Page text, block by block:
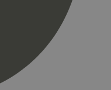
.svanemerket.no
svanemerket.no